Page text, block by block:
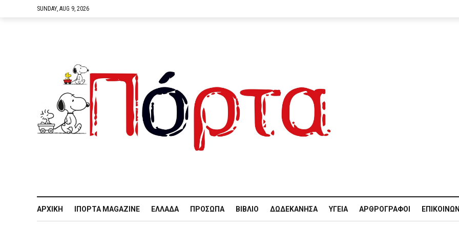
SUNDAY, AUG 9, 2026
ΑΡΧΙΚΉ IΠΌΡΤΑ MAGAZINE ΕΛΛΆΔΑ ΠΡΌΣΩΠΑ ΒΙΒΛΊΟ ΔΩΔΕΚΆΝΗΣΑ ΥΓΕΊΑ ΑΡΘΡΟΓΡΆΦΟΙ